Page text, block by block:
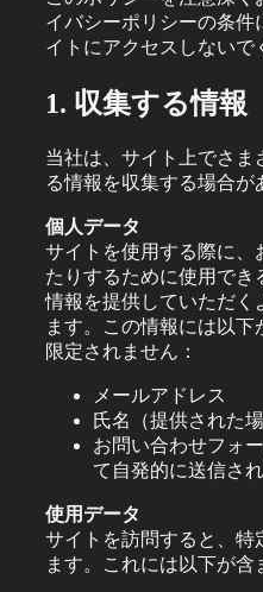
イバシーポリシーの条件
イトにアクセスしないで
1. 収集する情報
当社は、サイト上でさま
る情報を収集する場合が
個人データ
サイトを使用する際に、
たりするために使用でき
情報を提供していただく
ます。この情報には以
限定されません：
メールアドレス
氏名（提供された場
お問い合わせフォ
て自発的に送信さ
使用データ
サイトを訪問すると、特
ます。これには以下が含